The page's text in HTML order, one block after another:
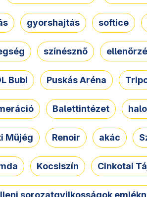
gyorshajtás softice
színésznő
Bubi Puskás Aréna
Balettintézet
Műjég Renoir akác
Kocsiszín Cinkotai
sorozatgyilkosságok